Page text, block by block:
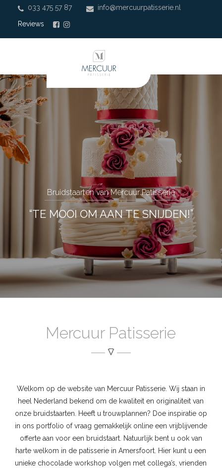
033 475 57 87 info@mercuurpatisserie.nl
Reviews
Bruidstaarten van Mercuur Patisserie
“TE MOOI OM AAN TE SNIJDEN!”
Mercuur Patisserie
Welkom op de website van Mercuur Patisserie. Wij staan in
heel Nederland bekend om de kwaliteit en originaliteit van
onze bruidstaarten. Heeft u trouwplannen? Doe inspiratie op
in ons portfolio of vraag gemakkelijk online een vrijblijvende
offerte aan voor een bruidstaart. Natuurlijk bent u ook van
harte welkom in de patisserie in Amersfoort. Hier kunt u een
unieke chocolade workshop volgen met collega’s, vrienden